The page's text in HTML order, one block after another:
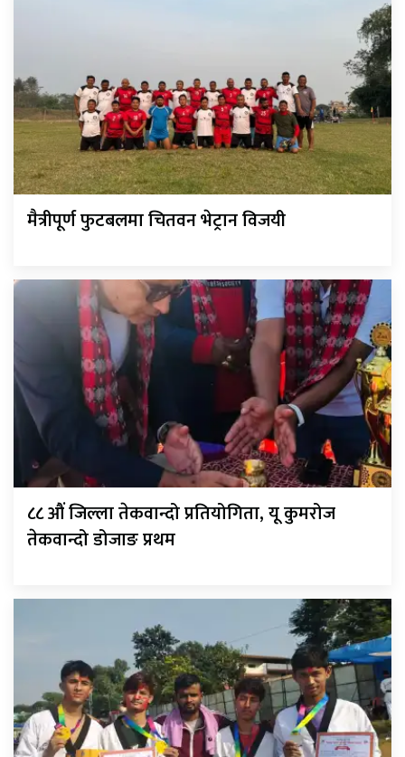
मैत्रीपूर्ण फुटबलमा चितवन भेट्रान विजयी
८८ औं जिल्ला तेकवान्दो प्रतियोगिता, यू कुमरोज
तेकवान्दो डोजाङ प्रथम